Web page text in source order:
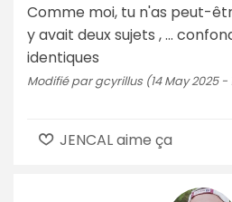
Comme moi, tu n'as peut-
y avait deux sujets , ...
identiques
Modifié par gcyrillus (14 May 2025 -
JENCAL aime ça